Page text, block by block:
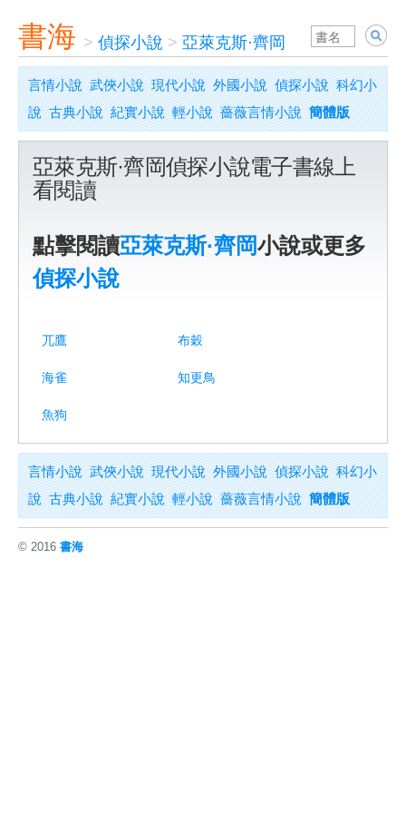
書海 > 偵探小說 > 亞萊克斯·齊岡
言情小說 武俠小說 現代小說 外國小說 偵探小說 科幻小
說 古典小說 紀實小說 輕小說 薔薇言情小說 簡體版
亞萊克斯·齊岡偵探小說電子書線上
看閱讀
點擊閱讀亞萊克斯·齊岡小說或更多
偵探小說
兀鷹 布穀
海雀 知更鳥
魚狗
言情小說 武俠小說 現代小說 外國小說 偵探小說 科幻小
說 古典小說 紀實小說 輕小說 薔薇言情小說 簡體版
© 2016 書海